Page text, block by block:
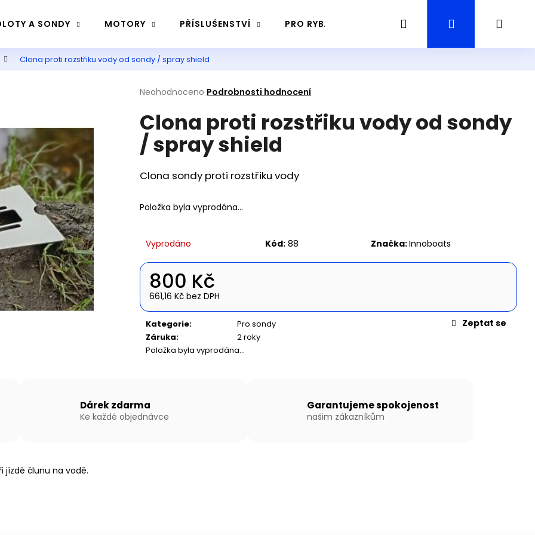
A SONDY MOTORY PŘÍSLUŠENSTVÍ PRO RYBÁŘE PRŮVODCE / GUIDING RYBAŘENÍ
Hledat Přihlášení
Clona proti rozstřiku vody od sondy / spray shield
Průměrné
produktu
je
0,0
z
5
hvězdiček.
Neohodnoceno Podrobnosti hodnocení
Clona proti rozstřiku vody od sondy
/ spray shield
Clona sondy proti rozstřiku vody
Položka byla vyprodána…
Vyprodáno Kód: 88 Značka:Innoboats
800 Kč
661,16 Kč bez DPH
cena:
Kategorie:
Pro sondy
Záruka:
2 roky
Položka byla vyprodána…
Zeptat se
Dárek zdarma
Ke každé objednávce
Garantujeme spokojenost
našim zákazníkům
jízdě člunu na vodě.
Co potřebujete najít?
Doporučujeme
Následující
ČLUN WILLIS BOATS RY-
V ZELENÉ BARVĚ S NAFUKOVACÍ
490 Kč
NAFUKOVACÍ ČLUN WILLIS BOATS RY-
BD420 V BÍLO-MODRÉ BARVĚ SE
SKLÁDACÍ HLINÍKOVOU PODLAHOU